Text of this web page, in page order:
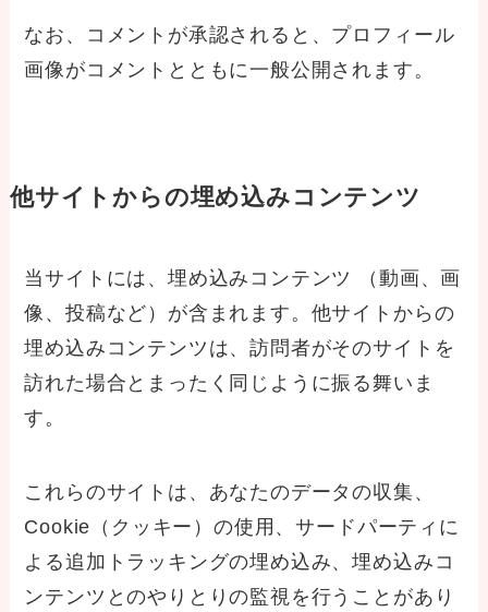
なお、コメントが承認されると、プロフィール
画像がコメントとともに一般公開されます。
他サイトからの埋め込みコンテンツ
当サイトには、埋め込みコンテンツ （動画、画
像、投稿など）が含まれます。他サイトからの
埋め込みコンテンツは、訪問者がそのサイトを
訪れた場合とまったく同じように振る舞いま
す。
これらのサイトは、あなたのデータの収集、
Cookie（クッキー）の使用、サードパーティに
よる追加トラッキングの埋め込み、埋め込みコ
ンテンツとのやりとりの監視を行うことがあり